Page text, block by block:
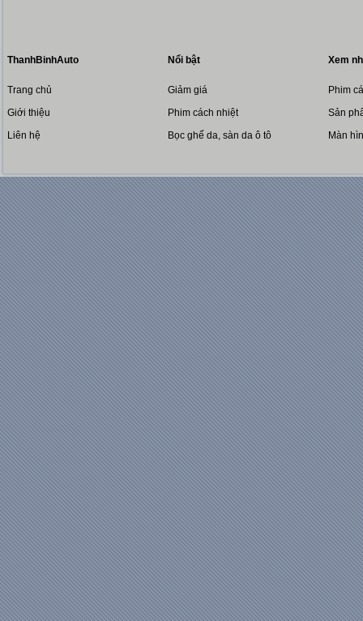
ThanhBinhAuto
Trang chủ
Giới thiệu
Liên hệ
Nổi bật
Giảm giá
Phim cách nhiệt
Bọc ghế da, sàn da ô tô
Xem
Phim
Sản
Màn